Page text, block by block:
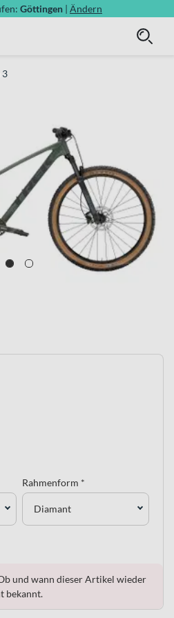
Göttingen | Ändern
3
Rahmenform *
Diamant
und wann dieser Artikel wieder
bekannt.